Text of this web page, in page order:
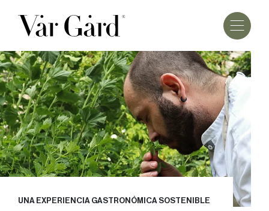
UNA EXPERIENCIA GASTRONÓMICA SOSTENIBLE